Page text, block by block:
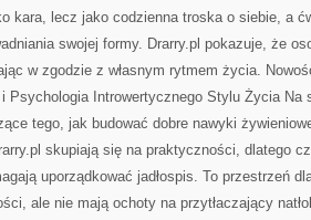
kara, lecz jako codzienna troska o siebie, a
swojej formy. Drarry.pl pokazuje, że
w zgodzie z własnym rytmem życia.
Psychologia Introwertycznego Stylu Życia Na
tego, jak budować dobre nawyki
skupiają się na praktyczności, dlatego
uporządkować jadłospis. To przestrzeń
ale nie mają ochoty na przytłaczający